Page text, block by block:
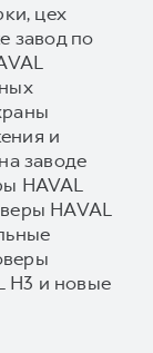
цех
завод по
и
заводе
HAVAL
HAVAL
H3 и новые